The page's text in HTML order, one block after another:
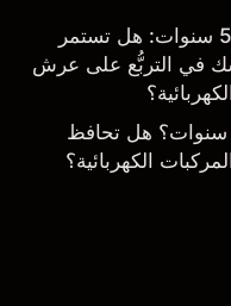
سهم تسلا خلال 5 سنوات: هل تستمر
في التربُّع على عرش
هل تحافظ
الكهربائية؟